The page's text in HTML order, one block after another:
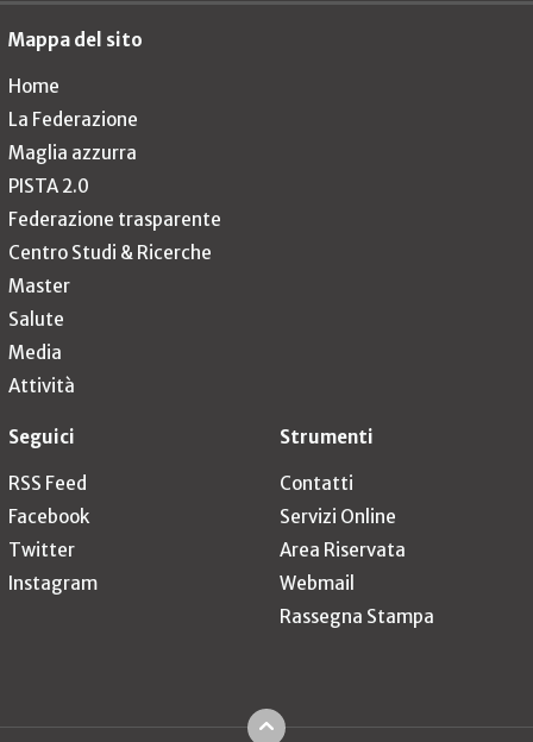
Mappa del sito
Home
La Federazione
Maglia azzurra
PISTA 2.0
Federazione trasparente
Centro Studi & Ricerche
Master
Salute
Media
Attività
Seguici
RSS Feed
Facebook
Twitter
Instagram
Strumenti
Contatti
Servizi Online
Area Riservata
Webmail
Rassegna Stampa